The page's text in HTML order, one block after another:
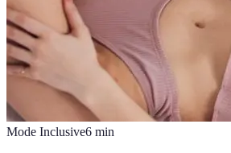
Mode Inclusive6 min